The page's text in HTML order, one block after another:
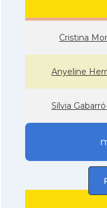
Cristina
Anyeline
Sí­lvia